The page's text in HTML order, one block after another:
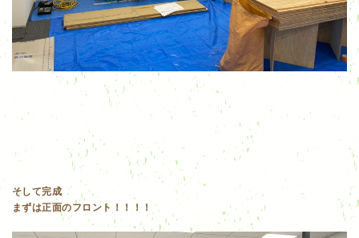
そして完成
まずは正面のフロント！！！！